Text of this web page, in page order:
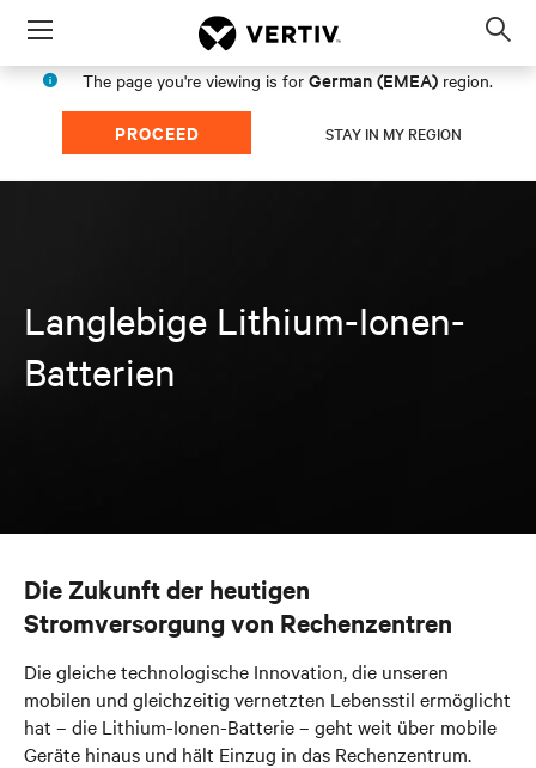
Menu
The page you're viewing is for German (EMEA) region.
PROCEED STAY IN MY REGION
Langlebige Lithium-Ionen-
Batterien
Die Zukunft der heutigen
Stromversorgung von Rechenzentren
Die gleiche technologische Innovation, die unseren
mobilen und gleichzeitig vernetzten Lebensstil ermöglicht
hat – die Lithium-Ionen-Batterie – geht weit über mobile
Geräte hinaus und hält Einzug in das Rechenzentrum.